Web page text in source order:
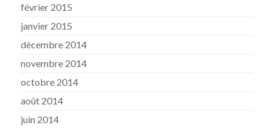
février 2015
janvier 2015
décembre 2014
novembre 2014
octobre 2014
août 2014
juin 2014